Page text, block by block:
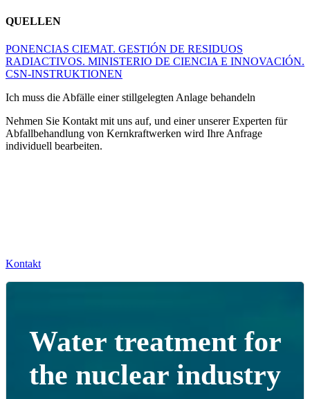
QUELLEN
PONENCIAS CIEMAT. GESTIÓN DE RESIDUOS
RADIACTIVOS. MINISTERIO DE CIENCIA E INNOVACIÓN.
CSN-INSTRUKTIONEN
Ich muss die Abfälle einer stillgelegten Anlage behandeln
Nehmen Sie Kontakt mit uns auf, und einer unserer Experten für
Abfallbehandlung von Kernkraftwerken wird Ihre Anfrage
individuell bearbeiten.
Kontakt
Water treatment for
the nuclear industry